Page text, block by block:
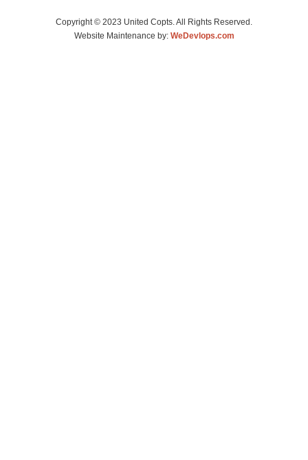
Copyright © 2023 United Copts. All Rights Reserved.
Website Maintenance by: WeDevlops.com